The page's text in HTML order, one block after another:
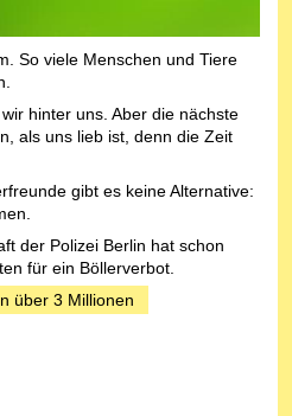
So viele Menschen und Tiere
hinter uns. Aber die nächste
als uns lieb ist, denn die Zeit
gibt es keine Alternative:
der Polizei Berlin hat schon
für ein Böllerverbot.
über 3 Millionen